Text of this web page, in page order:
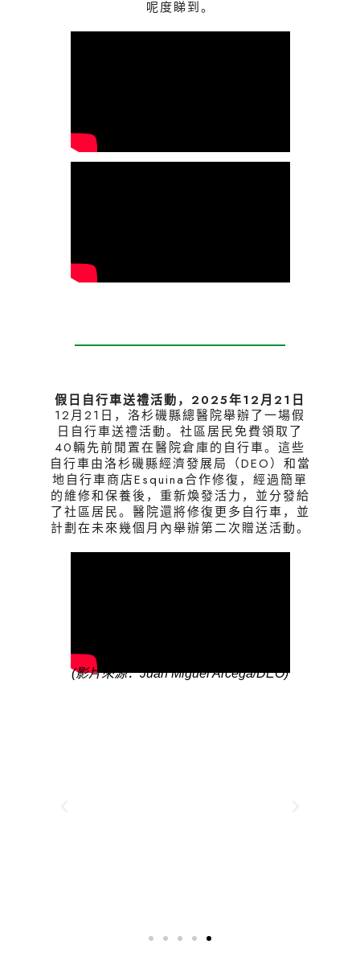
呢度睇到。
假日自行車送禮活動，2025年12月21日
12月21日，洛杉磯縣總醫院舉辦了一場假
日自行車送禮活動。社區居民免費領取了
40輛先前閒置在醫院倉庫的自行車。這些
自行車由洛杉磯縣經濟發展局（DEO）和當
地自行車商店Esquina合作修復，經過簡單
的維修和保養後，重新煥發活力，並分發給
了社區居民。醫院還將修復更多自行車，並
計劃在未來幾個月內舉辦第二次贈送活動。
(影片來源：Juan Miguel Arcega/DEO)